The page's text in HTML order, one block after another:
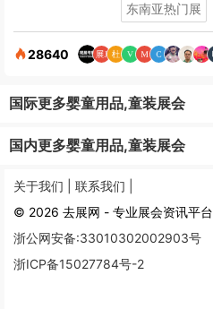
东南亚热门展
28640
国际更多婴童用品,童装展会
国内更多婴童用品,童装展会
关于我们 | 联系我们 |
© 2026 去展网 - 专业展会资讯平台
浙公网安备:33010302002903号
浙ICP备15027784号-2